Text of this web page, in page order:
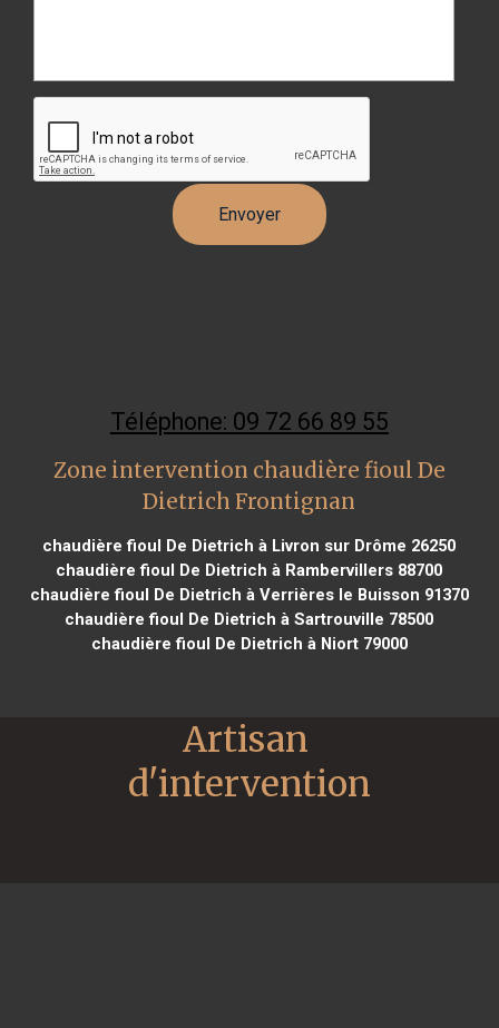
Téléphone: 09 72 66 89 55
Zone intervention chaudière fioul De
Dietrich Frontignan
chaudière fioul De Dietrich à Livron sur Drôme 26250
chaudière fioul De Dietrich à Rambervillers 88700
chaudière fioul De Dietrich à Verrières le Buisson 91370
chaudière fioul De Dietrich à Sartrouville 78500
chaudière fioul De Dietrich à Niort 79000
Artisan
d'intervention